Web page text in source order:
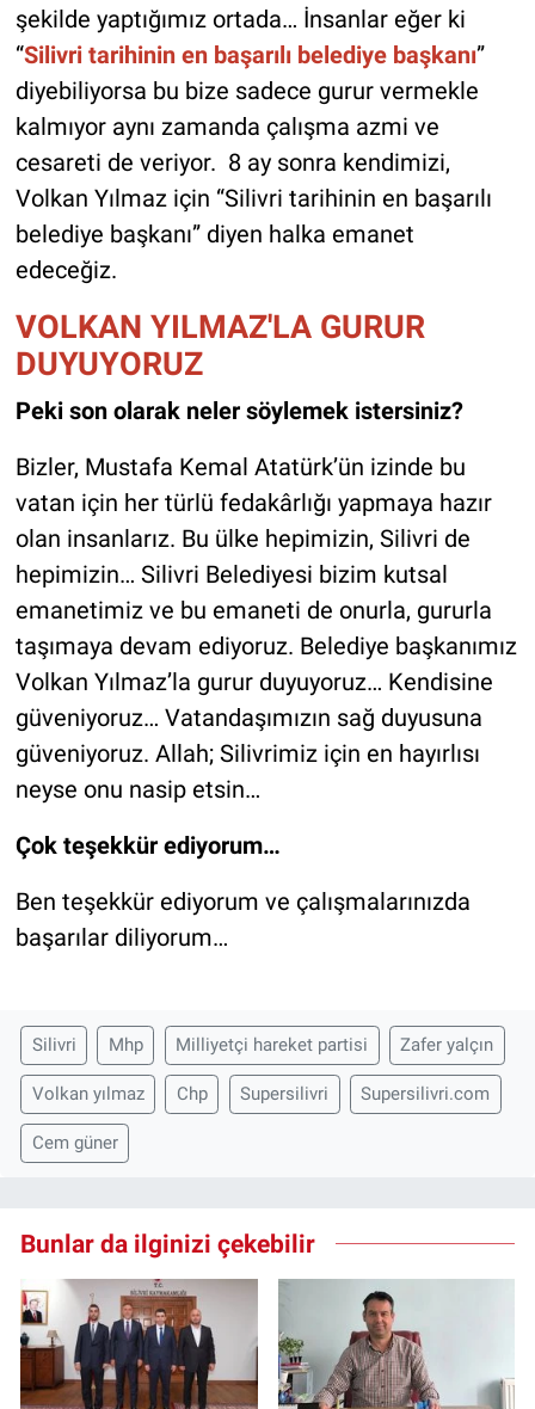
şekilde yaptığımız ortada… İnsanlar eğer ki
“Silivri tarihinin en başarılı belediye başkanı”
diyebiliyorsa bu bize sadece gurur vermekle
kalmıyor aynı zamanda çalışma azmi ve
cesareti de veriyor. 8 ay sonra kendimizi,
Volkan Yılmaz için “Silivri tarihinin en başarılı
belediye başkanı” diyen halka emanet
edeceğiz.
VOLKAN YILMAZ'LA GURUR
DUYUYORUZ
Peki son olarak neler söylemek istersiniz?
Bizler, Mustafa Kemal Atatürk’ün izinde bu
vatan için her türlü fedakârlığı yapmaya hazır
olan insanlarız. Bu ülke hepimizin, Silivri de
hepimizin… Silivri Belediyesi bizim kutsal
emanetimiz ve bu emaneti de onurla, gururla
taşımaya devam ediyoruz. Belediye başkanımız
Volkan Yılmaz’la gurur duyuyoruz… Kendisine
güveniyoruz… Vatandaşımızın sağ duyusuna
güveniyoruz. Allah; Silivrimiz için en hayırlısı
neyse onu nasip etsin…
Çok teşekkür ediyorum…
Ben teşekkür ediyorum ve çalışmalarınızda
başarılar diliyorum…
Silivri Mhp Milliyetçi hareket partisi Zafer yalçın
Volkan yılmaz Chp Supersilivri Supersilivri.com
Cem güner
Bunlar da ilginizi çekebilir